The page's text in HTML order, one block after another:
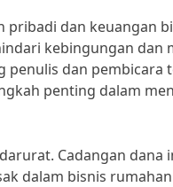
dan keuangan
kebingungan dan
penulis dan
penting dalam
Cadangan dana
dalam bisnis